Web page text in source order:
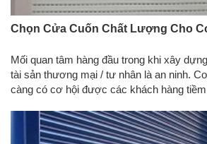
Chọn Cửa Cuốn Chất Lượng Cho
Mối quan tâm hàng đầu trong khi xây
tài sản thương mại / tư nhân là an ninh.
càng có cơ hội được các khách hàng tiềm